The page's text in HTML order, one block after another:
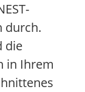
durch.
die
in Ihrem